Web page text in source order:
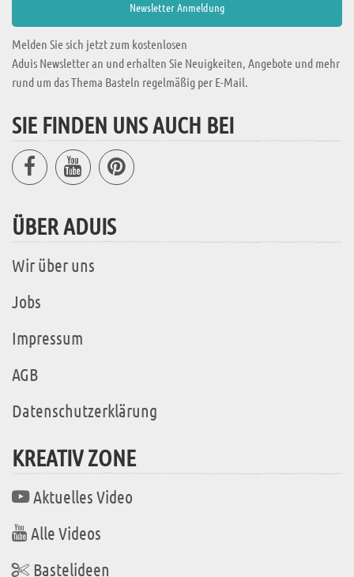
Melden Sie sich jetzt zum kostenlosen
Aduis Newsletter an und erhalten Sie Neuigkeiten, Angebote und mehr
rund um das Thema Basteln regelmäßig per E-Mail.
SIE FINDEN UNS AUCH BEI
ÜBER ADUIS
Wir über uns
Jobs
Impressum
AGB
Datenschutzerklärung
KREATIV ZONE
Aktuelles Video
Alle Videos
Bastelideen